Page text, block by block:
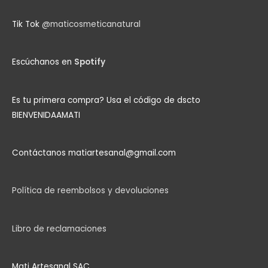
Tik Tok @maticosmeticanatural
Escúchanos en Spotify
Es tu primera compra? Usa el código de dscto
BIENVENIDAAMATI
Contáctanos matiartesanal@gmail.com
Política de reembolsos y devoluciones
Libro de reclamaciones